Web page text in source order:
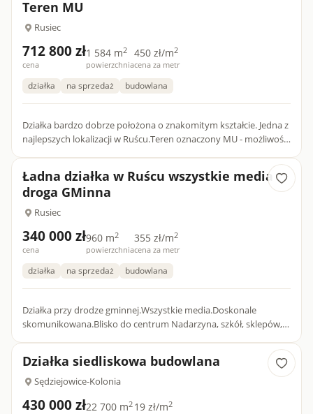
Teren MU
Rusiec
712 800 zł
cena
1 584 m2
powierzchnia
450 zł/m2
cena za metr
działka na sprzedaż budowlana
Działka bardzo dobrze położona o znakomitym kształcie. Jedna z
najlepszych lokalizacji w Ruścu.Teren oznaczony MU - możliwość
Ładna działka w Ruścu wszystkie media
droga GMinna
Rusiec
340 000 zł
cena
960 m2
powierzchnia
355 zł/m2
cena za metr
działka na sprzedaż budowlana
Działka przy drodze gminnej.Wszystkie media.Doskonale
skomunikowana.Blisko do centrum Nadarzyna, szkół, sklepów,
Działka siedliskowa budowlana
Sędziejowice-Kolonia
430 000 zł22 700 m2 19 zł/m2